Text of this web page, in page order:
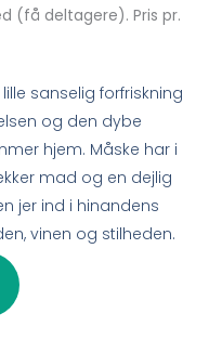
(få deltagere). Pris pr.
sanselig forfriskning
og den dybe
hjem. Måske har i
mad og en dejlig
jer ind i hinandens
vinen og stilheden.